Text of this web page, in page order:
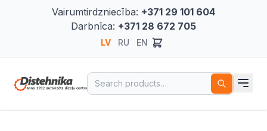
Vairumtirdzniecība: +371 29 101 604
Darbnīca: +371 28 672 705
LV RU EN
Search for: